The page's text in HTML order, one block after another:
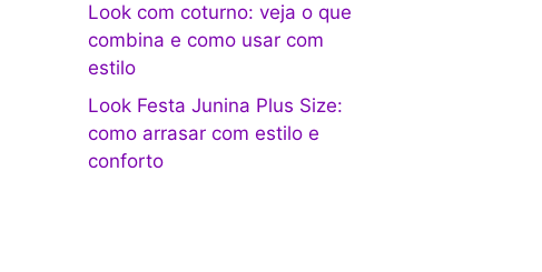
Look com coturno: veja o que
combina e como usar com
estilo
Look Festa Junina Plus Size:
como arrasar com estilo e
conforto